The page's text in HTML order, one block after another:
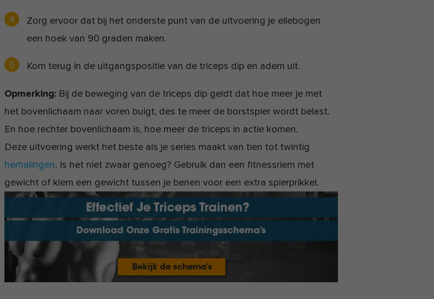
Zorg ervoor dat bij het onderste punt van de uitvoering je ellebogen
een hoek van 90 graden maken.
Kom terug in de uitgangspositie van de triceps dip en adem uit.
Opmerking: Bij de beweging van de triceps dip geldt dat hoe meer je met
het bovenlichaam naar voren buigt, des te meer de borstspier wordt belast.
En hoe rechter bovenlichaam is, hoe meer de triceps in actie komen.
Deze uitvoering werkt het beste als je series maakt van tien tot twintig
herhalingen. Is het niet zwaar genoeg? Gebruik dan een fitnessriem met
gewicht of klem een gewicht tussen je benen voor een extra spierprikkel.